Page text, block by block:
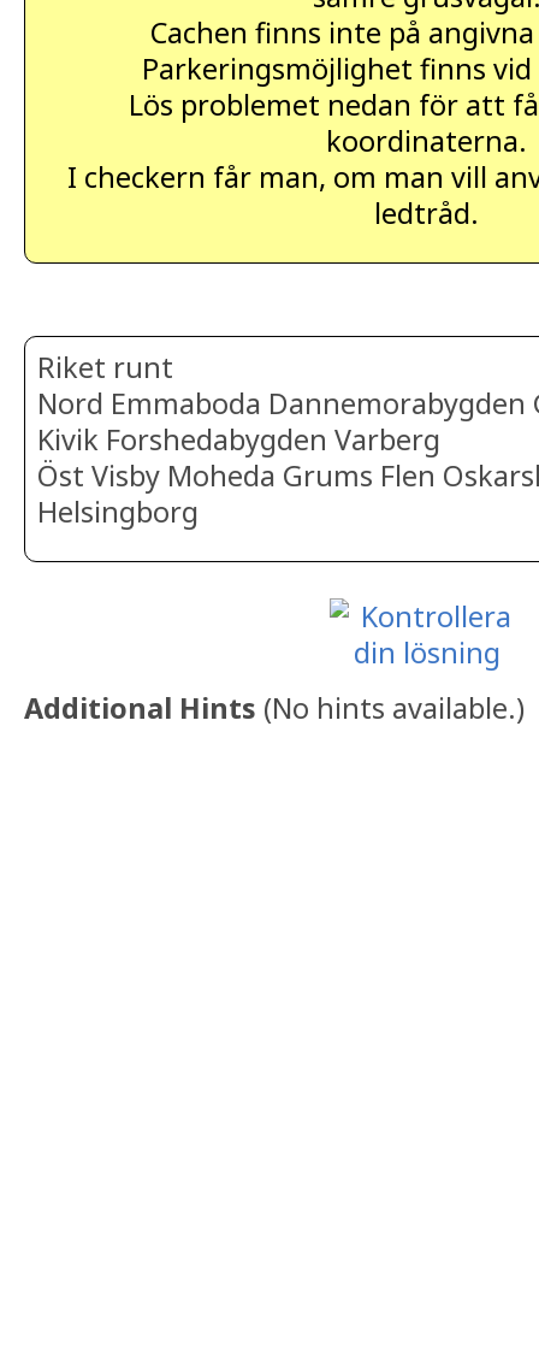
Cachen finns inte på
Parkeringsmöjlighet finns
Lös problemet nedan för att
koordinaterna.
I checkern får man, om man vill
ledtråd.
Riket runt
Nord Emmaboda Dannemorabygden
Kivik Forshedabygden Varberg
Öst Visby Moheda Grums Flen
Helsingborg
Additional Hints (No hints available.)